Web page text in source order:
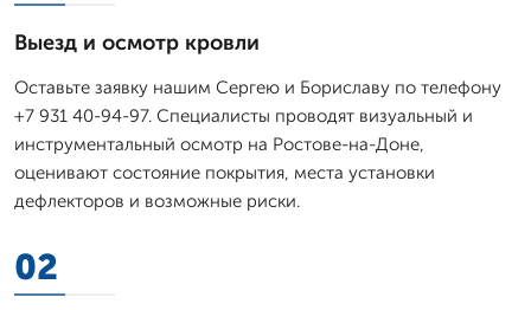
Выезд и осмотр кровли
Оставьте заявку нашим Сергею и Бориславу по телефону
+7 931 40-94-97. Специалисты проводят визуальный и
инструментальный осмотр на Ростове-на-Доне,
оценивают состояние покрытия, места установки
дефлекторов и возможные риски.
02